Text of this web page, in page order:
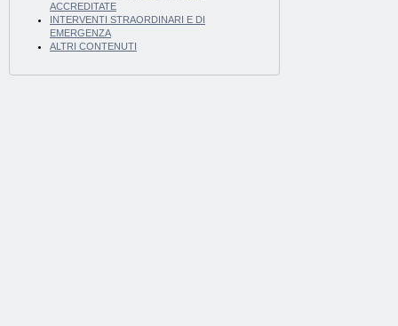
ACCREDITATE
INTERVENTI STRAORDINARI E DI
EMERGENZA
ALTRI CONTENUTI